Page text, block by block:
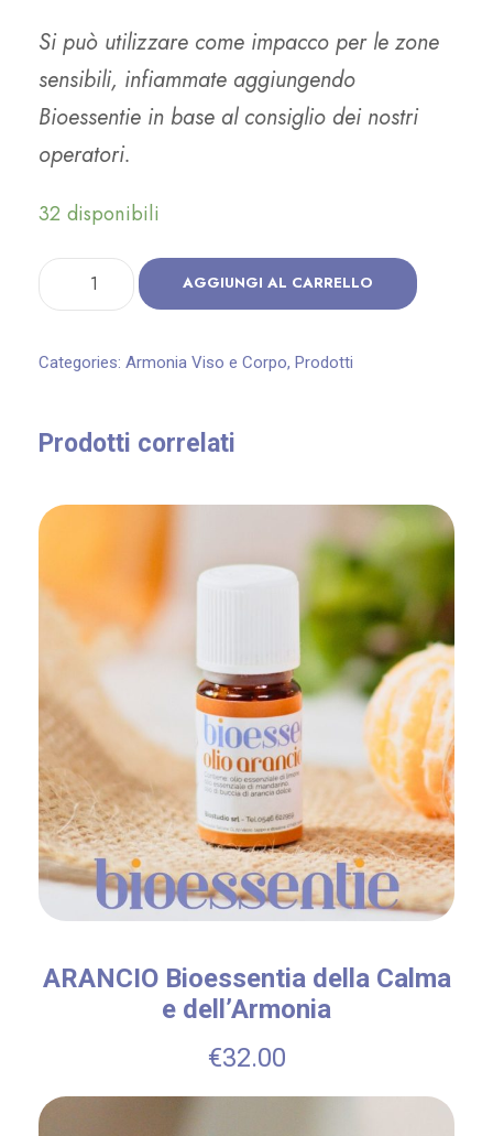
Si può utilizzare come impacco per le zone
sensibili, infiammate aggiungendo
Bioessentie in base al consiglio dei nostri
operatori.
32 disponibili
A
m
i
C
r
a
V
i
s
o
5
0
a
AGGIUNGI AL CARRELLO
Categories: Armonia Viso e Corpo, Prodotti
Prodotti correlati
ARANCIO Bioessentia della Calma
e dell’Armonia
€32.00